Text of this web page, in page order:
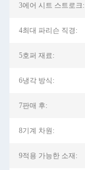
3에어 시트 스트로크:
4최대 파리슨 직경:
5호퍼 재료:
6냉각 방식:
7판매 후:
8기계 차원:
9적용 가능한 소재: